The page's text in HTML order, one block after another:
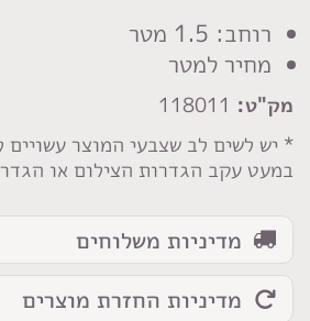
רוחב: 1.5 מטר
מחיר למטר
מק"ט:
* יש לשים לב שצבעי המוצר עשויים
במעט עקב הגדרות הצילום או
פליסה
דק
פסים
דקים
צהוב
מדיניות משלוחים
מדיניות החזרת מוצרים